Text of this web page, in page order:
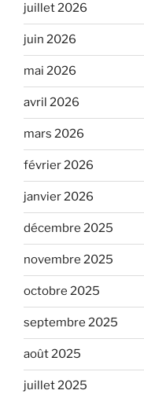
juillet 2026
juin 2026
mai 2026
avril 2026
mars 2026
février 2026
janvier 2026
décembre 2025
novembre 2025
octobre 2025
septembre 2025
août 2025
juillet 2025